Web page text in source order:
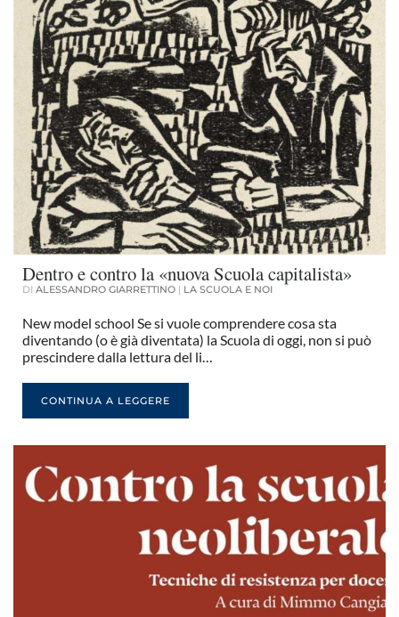
Dentro e contro la «nuova Scuola capitalista»
DI ALESSANDRO GIARRETTINO | LA SCUOLA E NOI
New model school Se si vuole comprendere cosa sta
diventando (o è già diventata) la Scuola di oggi, non si può
prescindere dalla lettura del li…
CONTINUA A LEGGERE